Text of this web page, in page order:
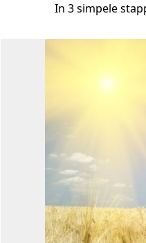
In 3 simpele